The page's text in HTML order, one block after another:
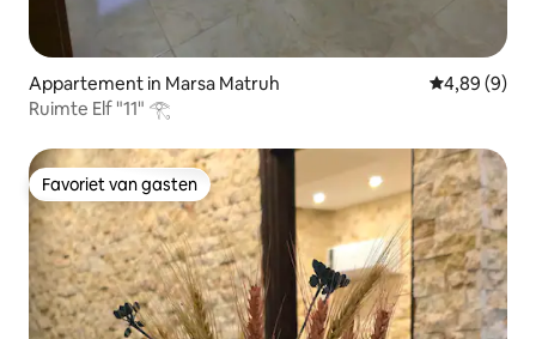
Appartement in Marsa Matruh Gemiddelde
4,89 (9)
​Ruimte Elf "11" 𓂀
Favoriet van gasten
Favoriet van gasten